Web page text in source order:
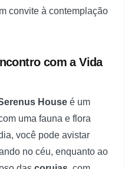
convite à contemplação
com a Vida
House é um
uma fauna e flora
você pode avistar
no céu, enquanto ao